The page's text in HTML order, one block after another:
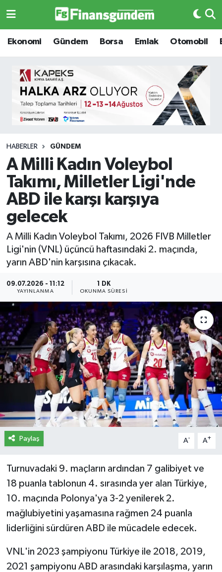
Ekonomi Gündem Borsa Emlak Otomobil
HABERLER GÜNDEM
A Milli Kadın Voleybol
Takımı, Milletler Ligi'nde
ABD ile karşı karşıya
gelecek
A Milli Kadın Voleybol Takımı, 2026 FIVB Milletler
Ligi'nin (VNL) üçüncü haftasındaki 2. maçında,
yarın ABD'nin karşısına çıkacak.
09.07.2026 - 11:12
YAYINLANMA
1 DK
OKUNMA SÜRESI
Paylaş A- A+
Turnuvadaki 9. maçların ardından 7 galibiyet ve
18 puanla tablonun 4. sırasında yer alan Türkiye,
10. maçında Polonya'ya 3-2 yenilerek 2.
mağlubiyetini yaşamasına rağmen 24 puanla
liderliğini sürdüren ABD ile mücadele edecek.
VNL'in 2023 şampiyonu Türkiye ile 2018, 2019,
2021 şampiyonu ABD arasındaki karşılaşma, yarın
Ekonomi
Borsa
Emlak
Otomobil
Gizlilik Sözleşmesi
Hakkımızda
İletişim
Künye
Yasal Uyarı
Ekonomi
Borsa
Emlak
Emtia
BITCOIN
Yapay Zeka